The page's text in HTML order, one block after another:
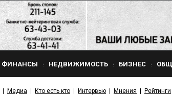
ФИНАНСЫ НЕДВИЖИМОСТЬ БИЗНЕС
Медиа Кто есть кто Интервью Мнения Рейтинги